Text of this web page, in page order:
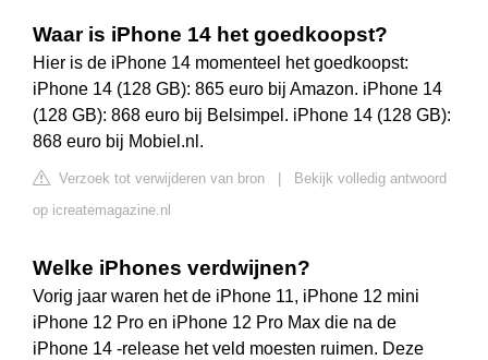
Waar is iPhone 14 het goedkoopst?
Hier is de iPhone 14 momenteel het goedkoopst:
iPhone 14 (128 GB): 865 euro bij Amazon. iPhone 14
(128 GB): 868 euro bij Belsimpel. iPhone 14 (128 GB):
868 euro bij Mobiel.nl.
Verzoek tot verwijderen van bron
Bekijk volledig antwoord
op icreatemagazine.nl
Welke iPhones verdwijnen?
Vorig jaar waren het de iPhone 11, iPhone 12 mini
iPhone 12 Pro en iPhone 12 Pro Max die na de
iPhone 14 -release het veld moesten ruimen. Deze